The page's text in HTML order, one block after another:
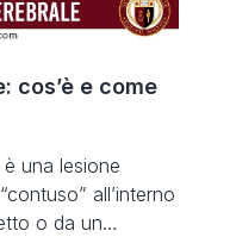
cos’è e come
una lesione
all’interno
o da un